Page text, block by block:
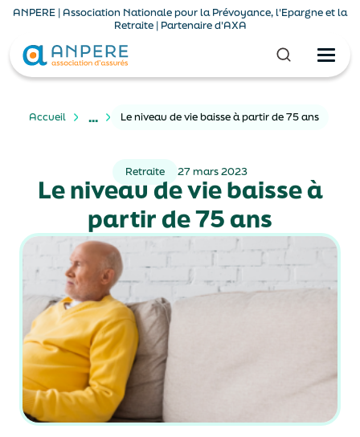
ANPERE | Association Nationale pour la Prévoyance, l'Epargne et la
Retraite | Partenaire d'AXA
Accueil ... Le niveau de vie baisse à partir de 75 ans
Retraite 27 mars 2023
Le niveau de vie baisse à
partir de 75 ans